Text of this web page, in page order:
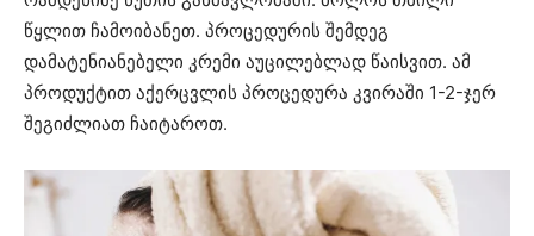
წყლით ჩამოიბანეთ. პროცედურის შემდეგ
დამატენიანებელი კრემი აუცილებლად წაისვით. ამ
პროდუქტით აქერცვლის პროცედურა კვირაში 1-2-ჯერ
შეგიძლიათ ჩაიტაროთ.